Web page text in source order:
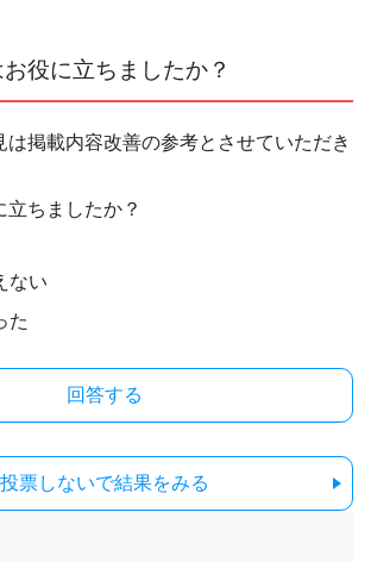
役に立ちましたか？
は掲載内容改善の参考とさせていただき
立ちましたか？
ない
た
投票しないで結果をみる